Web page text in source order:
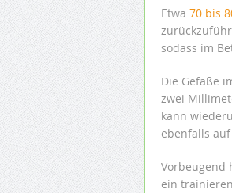
Etwa 70 bis
sodass im
Die Gefäße
zwei
kann
ebenfalls
Vorbeugend
ein